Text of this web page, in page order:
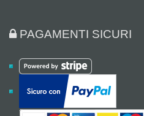
PAGAMENTI SICURI